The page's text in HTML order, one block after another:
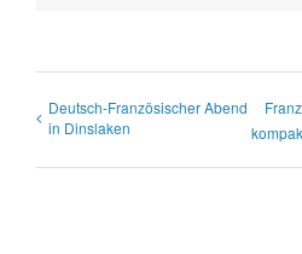
Deutsch-Französischer Abend
in Dinslaken